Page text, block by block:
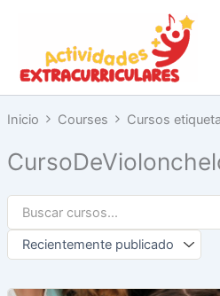
contenido
Inicio Courses Cursos